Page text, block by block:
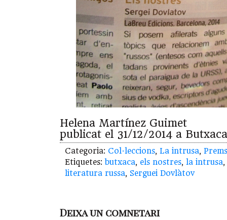
Helena Martínez Guimet
publicat el 31/12/2014 a Butxaca
Categoria: Col·leccions, La intrusa,
Etiquetes:butxaca, els nostres, la intrusa,
literatura russa, Serguei Dovlàtov
Deixa un comnetari